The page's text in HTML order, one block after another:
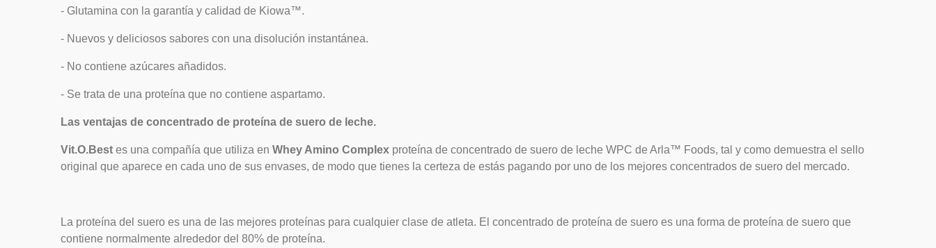
- Glutamina con la garantía y calidad de Kiowa™.
- Nuevos y deliciosos sabores con una disolución instantánea.
- No contiene azúcares añadidos.
- Se trata de una proteína que no contiene aspartamo.
Las ventajas de concentrado de proteína de suero de leche.
Vit.O.Best es una compañía que utiliza en Whey Amino Complex proteína de concentrado de suero de leche WPC de Arla™ Foods, tal y como demuestra el sello
original que aparece en cada uno de sus envases, de modo que tienes la certeza de estás pagando por uno de los mejores concentrados de suero del mercado.
La proteína del suero es una de las mejores proteínas para cualquier clase de atleta. El concentrado de proteína de suero es una forma de proteína de suero que
contiene normalmente alrededor del 80% de proteína.